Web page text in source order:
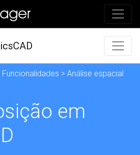
Funcionalidades > Análise espacial
em